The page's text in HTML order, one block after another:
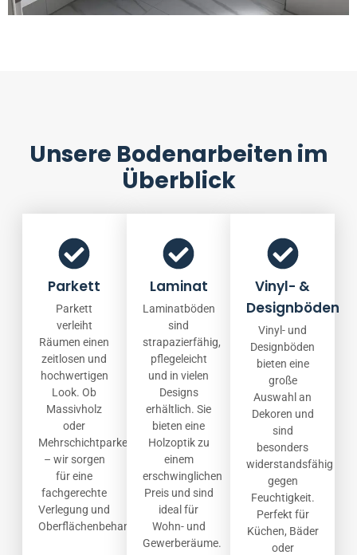
Unsere Bodenarbeiten im
Überblick
Parkett
Parkett
verleiht
Räumen einen
zeitlosen und
hochwertigen
Look. Ob
Massivholz
oder
Mehrschichtparkett
– wir sorgen
für eine
fachgerechte
Verlegung und
Oberflächenbehandlung.
Laminat
Laminatböden
sind
strapazierfähig,
pflegeleicht
und in vielen
Designs
erhältlich. Sie
bieten eine
Holzoptik zu
einem
erschwinglichen
Preis und sind
ideal für
Wohn- und
Gewerberäume.
Vinyl- &
Designböden
Vinyl- und
Designböden
bieten eine
große
Auswahl an
Dekoren und
sind
besonders
widerstandsfähig
gegen
Feuchtigkeit.
Perfekt für
Küchen, Bäder
oder